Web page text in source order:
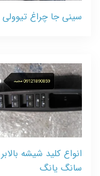
سینی جا چراغ تیوولی
انواع کلید شیشه بالابر
سانگ یانگ